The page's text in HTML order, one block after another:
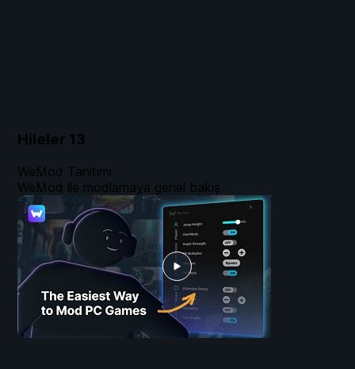
Hileler 13
WeMod Tanıtımı
WeMod ile modlamaya genel bakış